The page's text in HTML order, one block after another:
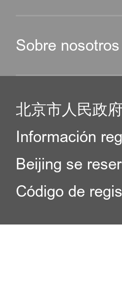
Sobre nosotros
北京市人民政府
Información
Beijing se
Código de